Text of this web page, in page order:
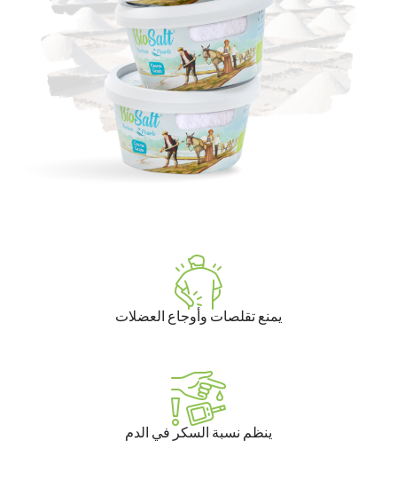
يمنع تقلصات وأوجاع العضلات
ينظم نسبة السكر في الدم